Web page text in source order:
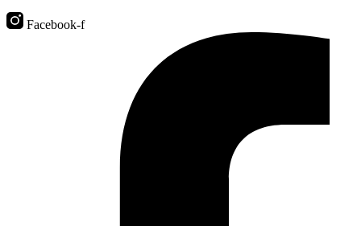
Facebook-f